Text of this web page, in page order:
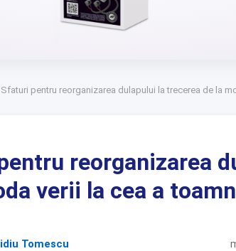
Sfaturi pentru reorganizarea dulapului la trecerea de la
reorganizarea
verii la cea a
Tomescu